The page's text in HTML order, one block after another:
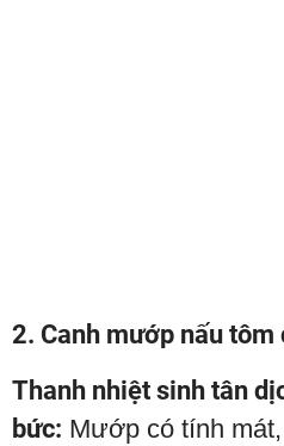
2. Canh mướp nấu tôm
Thanh nhiệt sinh tân
bức: Mướp có tính